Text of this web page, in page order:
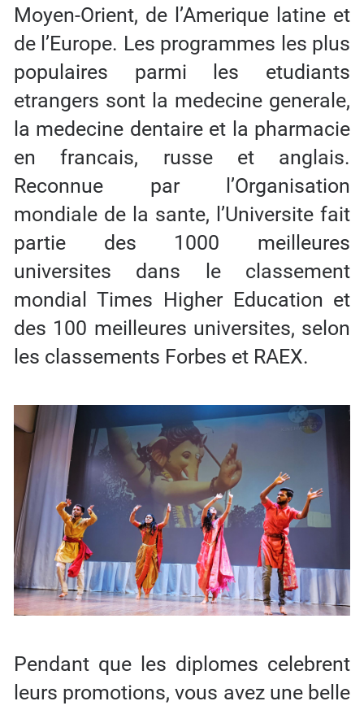
Moyen-Orient, de l’Amerique latine et
de l’Europe. Les programmes les plus
populaires parmi les etudiants
etrangers sont la medecine generale,
la medecine dentaire et la pharmacie
en francais, russe et anglais.
Reconnue par l’Organisation
mondiale de la sante, l’Universite fait
partie des 1000 meilleures
universites dans le classement
mondial Times Higher Education et
des 100 meilleures universites, selon
les classements Forbes et RAEX.
Pendant que les diplomes celebrent
leurs promotions, vous avez une belle